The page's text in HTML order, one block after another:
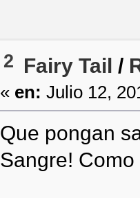
2 Fairy Tail /
« en: Julio 12,
Que pongan
Sangre!